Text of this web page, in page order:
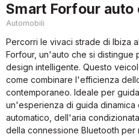
Smart Forfour auto
Automobili
Percorri le vivaci strade di Ibiza
Forfour, un'auto che si distingue
design intelligente. Questo
come combinare l'efficienza
contemporaneo. Ideale per
un'esperienza di guida
automatico, dell'aria
della connessione Bluetooth per